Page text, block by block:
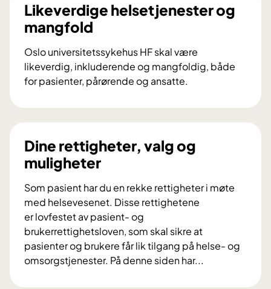
Likeverdige helsetjenester og
mangfold
Oslo universitetssykehus HF skal være
likeverdig, inkluderende og mangfoldig, både
for pasienter, pårørende og ansatte.
i
k
e
v
e
r
g
h
l
Dine rettigheter, valg og
muligheter
Som pasient har du en rekke rettigheter i møte
med helsevesenet. Disse rettighetene
er lovfestet av pasient- og
brukerrettighetsloven, som skal sikre at
pasienter og brukere får lik tilgang på helse- og
omsorgstjenester. På denne siden har...